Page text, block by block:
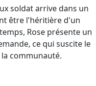
soldat arrive dans un
être l'héritière d'un
Rose présente un
ce qui suscite le
communauté.